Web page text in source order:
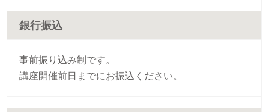
銀行振込
事前振り込み制です。
講座開催前日までにお振込ください。